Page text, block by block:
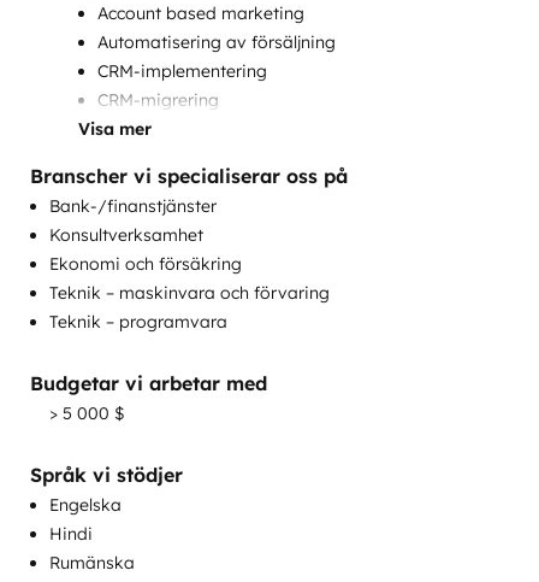
Account based marketing
Automatisering av försäljning
CRM-implementering
CRM-migrering
Försäljningscoachning och -utbildning
HubSpot-introduktion
Implementering av helpdesk
Inriktning av försäljning och marknadsföring
Integration av anpassade API:er
Kompletta inkommande
marknadsföringstjänster
Kundmarknadsföring
Kundtjänsutbildning
Marknadsförande e-post
Visa mer
Branscher vi specialiserar oss på
Bank-/finanstjänster
Konsultverksamhet
Ekonomi och försäkring
Teknik – maskinvara och förvaring
Teknik – programvara
Budgetar vi arbetar med
> 5 000 $
Språk vi stödjer
Engelska
Hindi
Rumänska